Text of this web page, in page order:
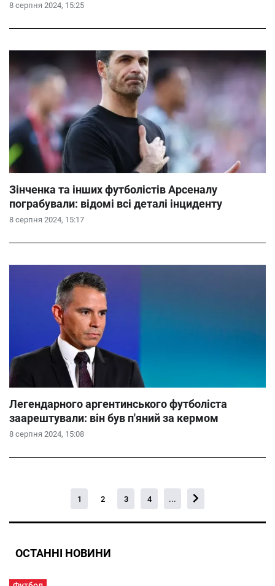
8 серпня 2024, 15:25
8 серпня 2024, 15:17
Зінченка та інших футболістів Арсеналу
пограбували: відомі всі деталі інциденту
8 серпня 2024, 15:08
Легендарного аргентинського футболіста
заарештували: він був п'яний за кермом
1 2 3 4 ...
ОСТАННІ НОВИНИ